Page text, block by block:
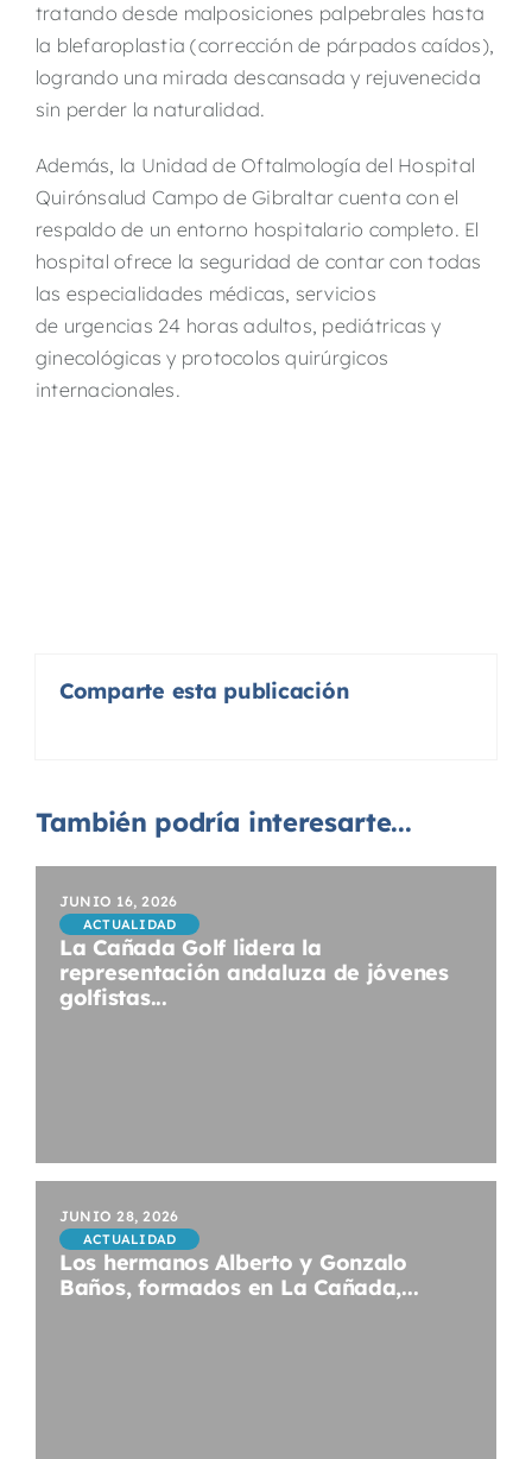
tratando desde malposiciones palpebrales hasta
la blefaroplastia (corrección de párpados caídos),
logrando una mirada descansada y rejuvenecida
sin perder la naturalidad.
Además, la Unidad de Oftalmología del Hospital
Quirónsalud Campo de Gibraltar cuenta con el
respaldo de un entorno hospitalario completo. El
hospital ofrece la seguridad de contar con todas
las especialidades médicas, servicios
de urgencias 24 horas adultos, pediátricas y
ginecológicas y protocolos quirúrgicos
internacionales.
Comparte esta publicación
También podría interesarte...
JUNIO 16, 2026
ACTUALIDAD
La Cañada Golf lidera la
representación andaluza de jóvenes
golfistas...
JUNIO 28, 2026
ACTUALIDAD
Los hermanos Alberto y Gonzalo
Baños, formados en La Cañada,...